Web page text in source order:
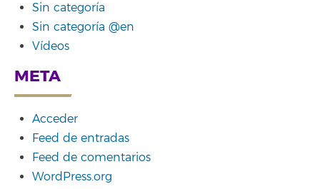
Sin categoría
Sin categoría @en
Vídeos
META
Acceder
Feed de entradas
Feed de comentarios
WordPress.org